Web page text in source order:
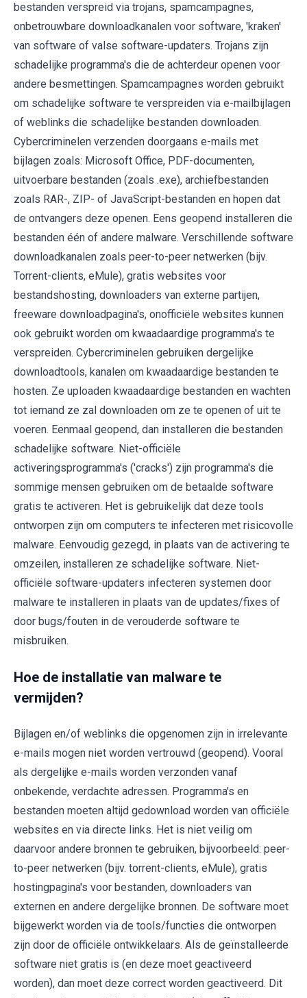
bestanden verspreid via trojans, spamcampagnes,
onbetrouwbare downloadkanalen voor software, 'kraken'
van software of valse software-updaters. Trojans zijn
schadelijke programma's die de achterdeur openen voor
andere besmettingen. Spamcampagnes worden gebruikt
om schadelijke software te verspreiden via e-mailbijlagen
of weblinks die schadelijke bestanden downloaden.
Cybercriminelen verzenden doorgaans e-mails met
bijlagen zoals: Microsoft Office, PDF-documenten,
uitvoerbare bestanden (zoals .exe), archiefbestanden
zoals RAR-, ZIP- of JavaScript-bestanden en hopen dat
de ontvangers deze openen. Eens geopend installeren die
bestanden één of andere malware. Verschillende software
downloadkanalen zoals peer-to-peer netwerken (bijv.
Torrent-clients, eMule), gratis websites voor
bestandshosting, downloaders van externe partijen,
freeware downloadpagina's, onofficiële websites kunnen
ook gebruikt worden om kwaadaardige programma's te
verspreiden. Cybercriminelen gebruiken dergelijke
downloadtools, kanalen om kwaadaardige bestanden te
hosten. Ze uploaden kwaadaardige bestanden en wachten
tot iemand ze zal downloaden om ze te openen of uit te
voeren. Eenmaal geopend, dan installeren die bestanden
schadelijke software. Niet-officiële
activeringsprogramma's ('cracks') zijn programma's die
sommige mensen gebruiken om de betaalde software
gratis te activeren. Het is gebruikelijk dat deze tools
ontworpen zijn om computers te infecteren met risicovolle
malware. Eenvoudig gezegd, in plaats van de activering te
omzeilen, installeren ze schadelijke software. Niet-
officiële software-updaters infecteren systemen door
malware te installeren in plaats van de updates/fixes of
door bugs/fouten in de verouderde software te
misbruiken.
Hoe de installatie van malware te
vermijden?
Bijlagen en/of weblinks die opgenomen zijn in irrelevante
e-mails mogen niet worden vertrouwd (geopend). Vooral
als dergelijke e-mails worden verzonden vanaf
onbekende, verdachte adressen. Programma's en
bestanden moeten altijd gedownload worden van officiële
websites en via directe links. Het is niet veilig om
daarvoor andere bronnen te gebruiken, bijvoorbeeld: peer-
to-peer netwerken (bijv. torrent-clients, eMule), gratis
hostingpagina's voor bestanden, downloaders van
externen en andere dergelijke bronnen. De software moet
bijgewerkt worden via de tools/functies die ontworpen
zijn door de officiële ontwikkelaars. Als de geïnstalleerde
software niet gratis is (en deze moet geactiveerd
worden), dan moet deze correct worden geactiveerd. Dit